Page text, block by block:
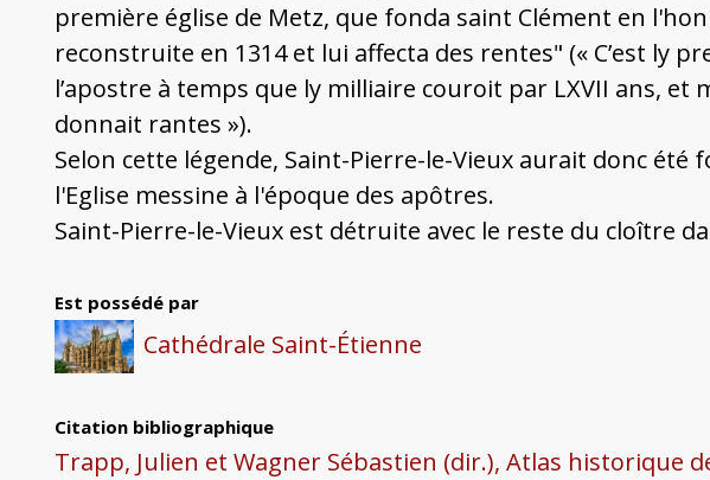
première église de Metz, que fonda saint Clément en
reconstruite en 1314 et lui affecta des rentes" (« C’est ly
l’apostre à temps que ly milliaire couroit par LXVII ans, et
donnait rantes »).
Selon cette légende, Saint-Pierre-le-Vieux aurait donc
l'Eglise messine à l'époque des apôtres.
Saint-Pierre-le-Vieux est détruite avec le reste du cloître
Est possédé par
Cathédrale Saint-Étienne
Citation bibliographique
Trapp, Julien et Wagner Sébastien (dir.), Atlas historique